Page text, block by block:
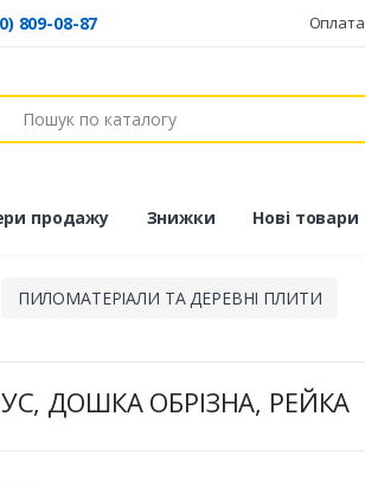
809-08-87 Оплата
продажу Знижки Нові товари
ПИЛОМАТЕРІАЛИ ТА ДЕРЕВНІ ПЛИТИ
ДОШКА ОБРІЗНА, РЕЙКА